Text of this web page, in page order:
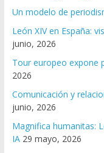
Un modelo de
León XIV en España:
junio, 2026
Tour europeo expone
2026
Comunicación y
junio, 2026
Magnifica humanitas:
IA 29 mayo, 2026